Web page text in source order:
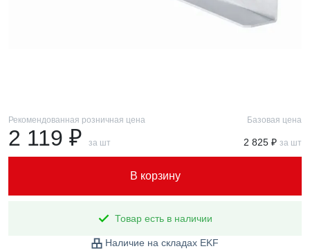
Рекомендованная розничная цена
2 119 ₽ за шт
Базовая цена
2 825 ₽ за шт
В корзину
Товар есть в наличии
Наличие на складах EKF